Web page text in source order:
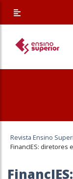
Revista Ensino
FinancIES: